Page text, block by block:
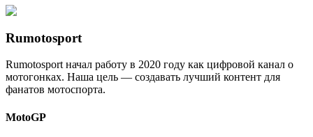
Rumotosport
Rumotosport начал работу в 2020 году как цифровой канал о
мотогонках. Наша цель — создавать лучший контент для
фанатов мотоспорта.
MotoGP